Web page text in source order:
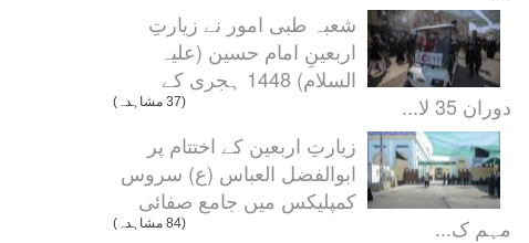
شعبہ طبی امور نے زیارتِ
اربعینِ امام حسین (علیہ
السلام) 1448 ہجری کے
دوران 35 لا...
(37 مشاہدہ)
زیارتِ اربعین کے اختتام پر
ابوالفضل العباس (ع) سروس
کمپلیکس میں جامع صفائی
مہم ک...
(84 مشاہدہ)